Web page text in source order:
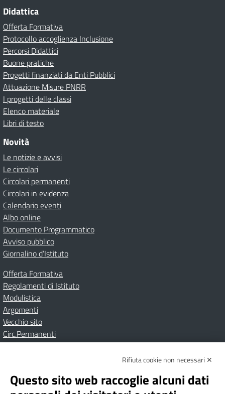
Didattica
Offerta Formativa
Protocollo accoglienza Inclusione
Percorsi Didattici
Buone pratiche
Progetti finanziati da Enti Pubblici
Attuazione Misure PNRR
I progetti delle classi
Elenco materiale
Libri di testo
Novità
Le notizie e avvisi
Le circolari
Circolari permanenti
Circolari in evidenza
Calendario eventi
Albo online
Documento Programmatico
Avviso pubblico
Giornalino d’Istituto
Offerta Formativa
Regolamenti di Istituto
Modulistica
Argomenti
Vecchio sito
Circ.Permanenti
Albo onlinePrivacy Policy
Dichiarazione di accessibilità
Note Legali
Rifiuta cookie non necessari ✕
Questo sito web raccoglie alcuni dati